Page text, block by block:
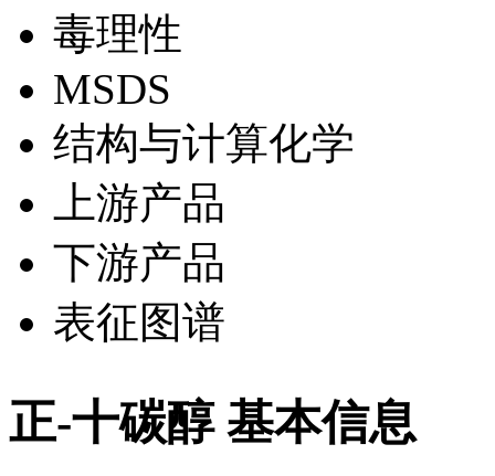
毒理性
MSDS
结构与计算化学
上游产品
下游产品
表征图谱
正-十碳醇 基本信息